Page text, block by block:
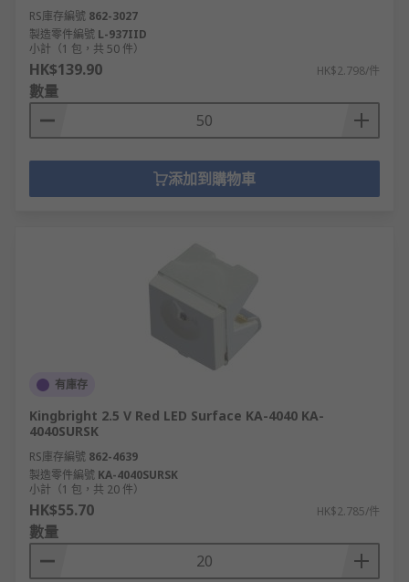
RS庫存編號 862-3027
製造零件編號 L-937IID
小計（1 包，共 50 件）
HK$139.90 HK$2.798/件
數量
添加到購物車
有庫存
Kingbright 2.5 V Red LED Surface KA-4040 KA-
4040SURSK
RS庫存編號 862-4639
製造零件編號 KA-4040SURSK
小計（1 包，共 20 件）
HK$55.70 HK$2.785/件
數量